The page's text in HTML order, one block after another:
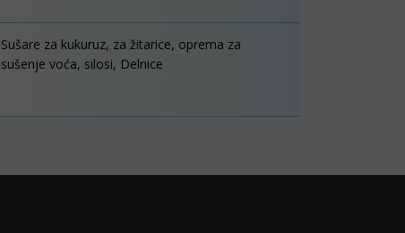
Sušare za kukuruz, za žitarice, oprema za
sušenje voća, silosi, Delnice